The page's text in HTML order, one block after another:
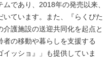
であり、2018年の発売以来、
ています。また、『らくぴた
護施設の送迎共同化を起点と
者の移動や暮らしを支援する
イッショ』」も提供していま